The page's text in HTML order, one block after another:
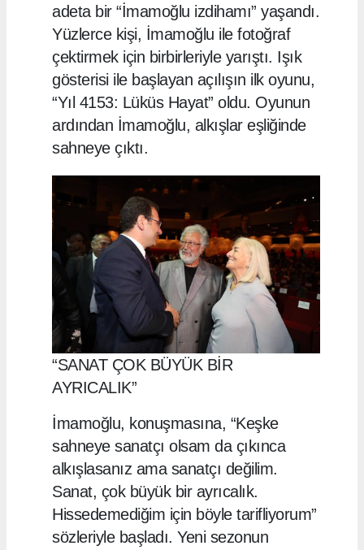
adeta bir “İmamoğlu izdihamı” yaşandı.
Yüzlerce kişi, İmamoğlu ile fotoğraf
çektirmek için birbirleriyle yarıştı. Işık
gösterisi ile başlayan açılışın ilk oyunu,
“Yıl 4153: Lüküs Hayat” oldu. Oyunun
ardından İmamoğlu, alkışlar eşliğinde
sahneye çıktı.
“SANAT ÇOK BÜYÜK BİR
AYRICALIK”
İmamoğlu, konuşmasına, “Keşke
sahneye sanatçı olsam da çıkınca
alkışlasanız ama sanatçı değilim.
Sanat, çok büyük bir ayrıcalık.
Hissedemediğim için böyle tarifliyorum”
sözleriyle başladı. Yeni sezonun